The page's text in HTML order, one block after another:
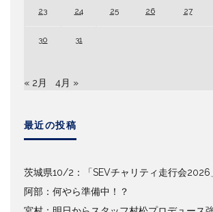
23 24 25 26 27
30 31
« 2月 4月 »
最近の投稿
茨城県10/2：「SEVチャリティ走行会2026
阿部：何やら準備中！？